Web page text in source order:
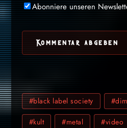
Abonniere unseren
#black label society
#kult #metal #video